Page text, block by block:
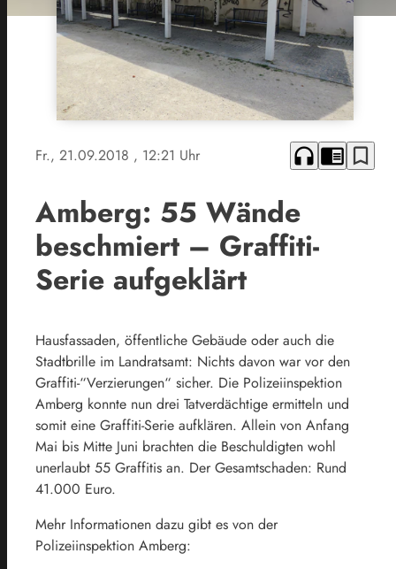
Fr., 21.09.2018 , 12:21 Uhr headphones chrome_reader_mode bookmark_border
Amberg: 55 Wände
beschmiert – Graffiti-
Serie aufgeklärt
Hausfassaden, öffentliche Gebäude oder auch die
Stadtbrille im Landratsamt: Nichts davon war vor den
Graffiti-“Verzierungen“ sicher. Die Polizeiinspektion
Amberg konnte nun drei Tatverdächtige ermitteln und
somit eine Graffiti-Serie aufklären. Allein von Anfang
Mai bis Mitte Juni brachten die Beschuldigten wohl
unerlaubt 55 Graffitis an. Der Gesamtschaden: Rund
41.000 Euro.
Mehr Informationen dazu gibt es von der
Polizeiinspektion Amberg: